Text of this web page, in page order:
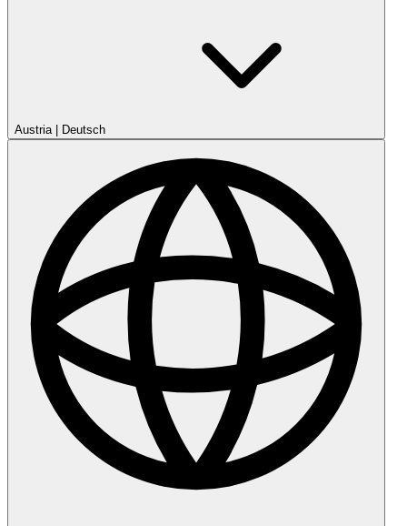
Austria| Deutsch